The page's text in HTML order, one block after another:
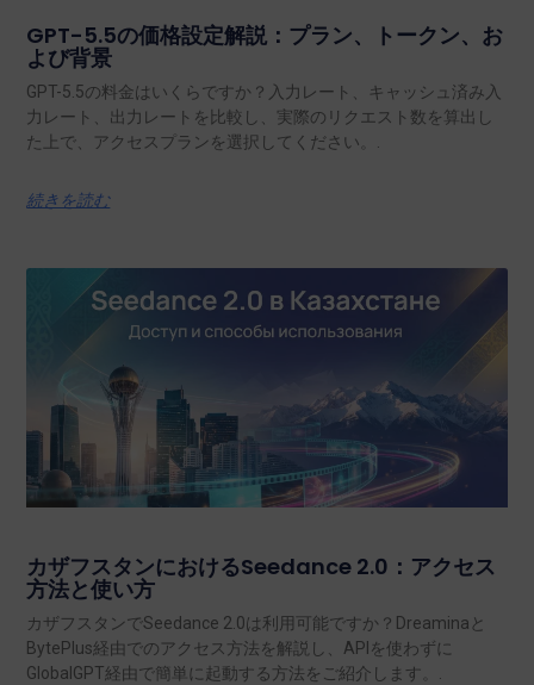
GPT-5.5の価格設定解説：プラン、トークン、お
よび背景
GPT-5.5の料金はいくらですか？入力レート、キャッシュ済み入
力レート、出力レートを比較し、実際のリクエスト数を算出し
た上で、アクセスプランを選択してください。.
続きを読む
カザフスタンにおけるSeedance 2.0：アクセス
方法と使い方
カザフスタンでSeedance 2.0は利用可能ですか？Dreaminaと
BytePlus経由でのアクセス方法を解説し、APIを使わずに
GlobalGPT経由で簡単に起動する方法をご紹介します。.